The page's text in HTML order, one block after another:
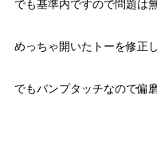
でも基準内ですので問題は
めっちゃ開いたトーを修正
でもバンプタッチなので偏